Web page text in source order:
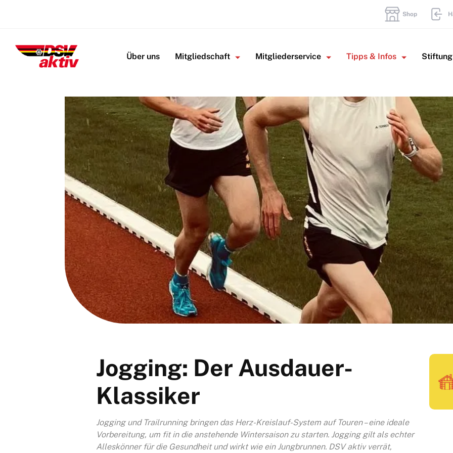
Shop
Jogging: Der Ausdauer-
Klassiker
Jogging und Trailrunning bringen das Herz-Kreislauf-System auf Touren – eine ideale
Vorbereitung, um fit in die anstehende Wintersaison zu starten. Jogging gilt als echter
Alleskönner für die Gesundheit und wirkt wie ein Jungbrunnen. DSV aktiv verrät,
Über uns
Mitgliedschaft Mitgliederservice Tipps & Infos